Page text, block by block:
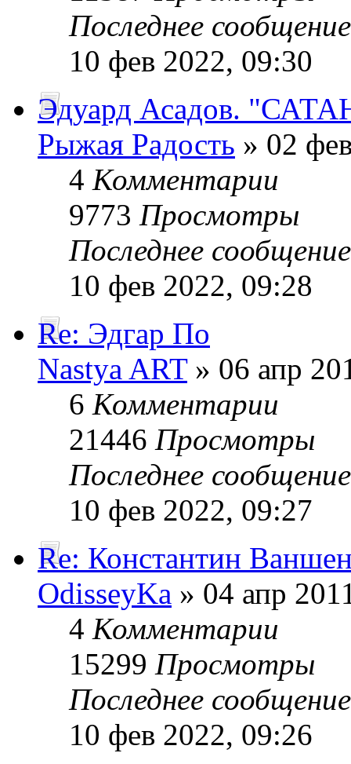
Последнее
10 фев 2022, 09:30
Эдуард Асадов.
Рыжая Радость » 02
4 Комментарии
9773 Просмотры
Последнее
10 фев 2022, 09:28
Re: Эдгар По
Nastya ART» 06 апр
6 Комментарии
21446 Просмотры
Последнее
10 фев 2022, 09:27
Re: Константин
OdisseyKa » 04 апр
4 Комментарии
15299 Просмотры
Последнее
10 фев 2022, 09:26